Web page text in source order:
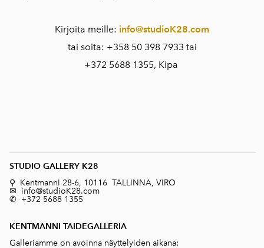
Kirjoita meille: info@studioK28.com
tai soita: +358 50 398 7933 tai
+372 5688 1355, Kipa
STUDIO GALLERY K28
⚲ Kentmanni 28-6, 10116 TALLINNA, VIRO
✉ info@studioK28.com
✆ +372 5688 1355
KENTMANNI TAIDEGALLERIA
Galleriamme on avoinna näyttelyiden aikana: